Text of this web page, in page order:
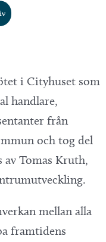
i Cityhuset som
handlare,
från
och tog del
av Tomas Kruth,
mellan alla
framtidens